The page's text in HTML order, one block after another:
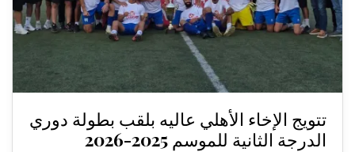
تتويج الإخاء الأهلي عاليه بلقب بطولة دوري
الدرجة الثانية للموسم 2025-2026